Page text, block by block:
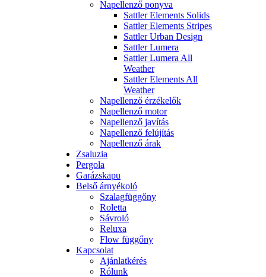
Napellenző ponyva
Sattler Elements Solids
Sattler Elements Stripes
Sattler Urban Design
Sattler Lumera
Sattler Lumera All
Weather
Sattler Elements All
Weather
Napellenző érzékelők
Napellenző motor
Napellenző javítás
Napellenző felújítás
Napellenző árak
Zsaluzia
Pergola
Garázskapu
Belső árnyékoló
Szalagfüggőny
Roletta
Sávroló
Reluxa
Flow függőny
Kapcsolat
Ajánlatkérés
Rólunk